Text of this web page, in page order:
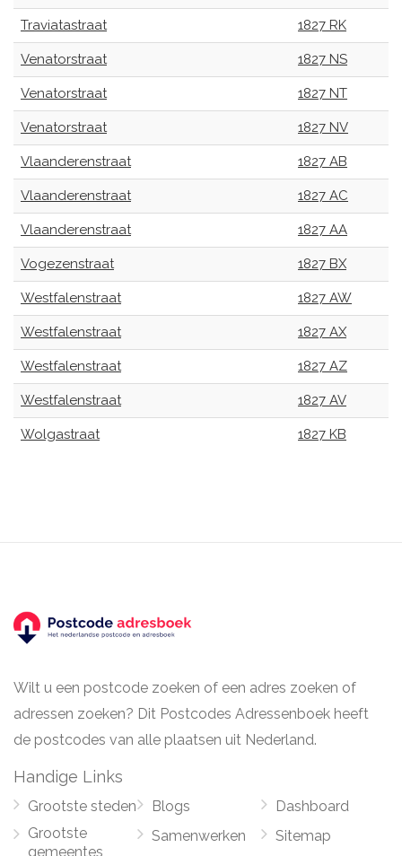
Traviatastraat 1827 RK
Venatorstraat 1827 NS
Venatorstraat 1827 NT
Venatorstraat 1827 NV
Vlaanderenstraat 1827 AB
Vlaanderenstraat 1827 AC
Vlaanderenstraat 1827 AA
Vogezenstraat 1827 BX
Westfalenstraat 1827 AW
Westfalenstraat 1827 AX
Westfalenstraat 1827 AZ
Westfalenstraat 1827 AV
Wolgastraat 1827 KB
Wilt u een postcode zoeken of een adres zoeken of
adressen zoeken? Dit Postcodes Adressenboek heeft
de postcodes van alle plaatsen uit Nederland.
Handige Links
Grootste steden
Grootste
gemeentes
Blogs
Samenwerken
Dashboard
Sitemap